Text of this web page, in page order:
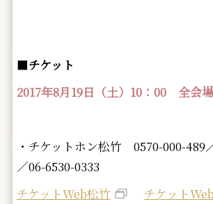
■チケット
2017年8月19日（土）10：00 全会
・チケットホン松竹 0570-000-489
／06-6530-0333
チケットWeb松竹
チケット